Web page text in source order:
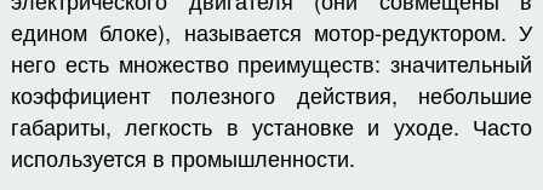
едином блоке), называется мотор-редуктором. У
него есть множество преимуществ: значительный
коэффициент полезного действия, небольшие
габариты, легкость в установке и уходе. Часто
используется в промышленности.